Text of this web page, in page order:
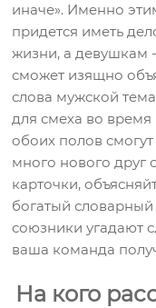
иначе». Именно
придется иметь
жизни, а девушкам
сможет изящно
слова мужской
для смеха во время
обоих полов
много нового друг
карточки,
богатый
союзники угадают
ваша команда
На кого